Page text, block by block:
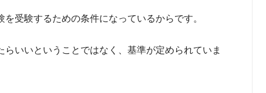
受験するための条件になっているからです。
いいということではなく、基準が定められていま